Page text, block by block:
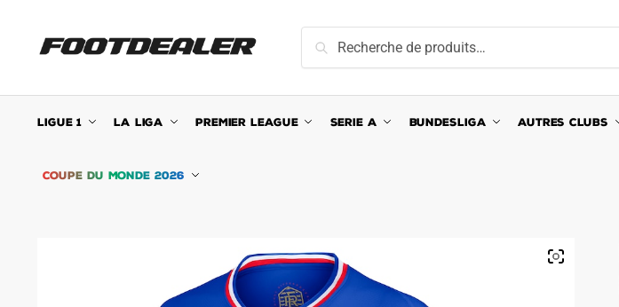
navigation
content
pour :
Recherche
LIGUE 1 LA LIGA PREMIER LEAGUE SERIE A BUNDESLIGA AUTRES CLUBS
COUPE DU MONDE 2026